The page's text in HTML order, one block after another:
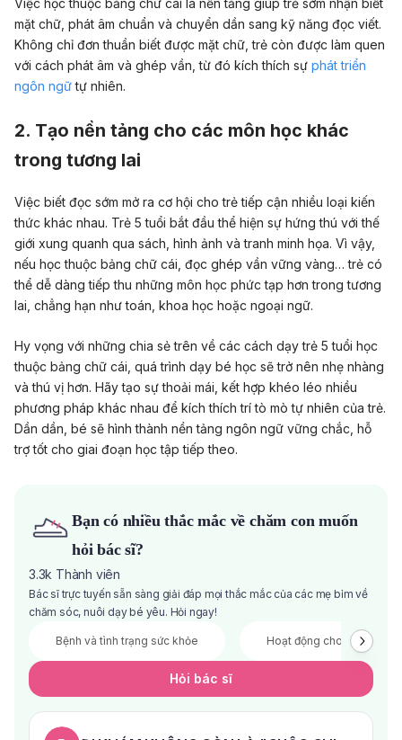
mặt chữ, phát âm chuẩn và chuyển dần sang kỹ năng đọc viết.
Không chỉ đơn thuần biết được mặt chữ, trẻ còn được làm quen
với cách phát âm và ghép vần, từ đó kích thích sự phát triển
ngôn ngữtự nhiên.
2. Tạo nền tảng cho các môn học khác
trong tương lai
Việc biết đọc sớm mở ra cơ hội cho trẻ tiếp cận nhiều loại kiến
thức khác nhau. Trẻ 5 tuổi bắt đầu thể hiện sự hứng thú với thế
giới xung quanh qua sách, hình ảnh và tranh minh họa. Vì vậy,
nếu học thuộc bảng chữ cái, đọc ghép vần vững vàng… trẻ có
thể dễ dàng tiếp thu những môn học phức tạp hơn trong tương
lai, chẳng hạn như toán, khoa học hoặc ngoại ngữ.
Hy vọng với những chia sẻ trên về các cách dạy trẻ 5 tuổi học
thuộc bảng chữ cái, quá trình dạy bé học sẽ trở nên nhẹ nhàng
và thú vị hơn. Hãy tạo sự thoải mái, kết hợp khéo léo nhiều
phương pháp khác nhau để kích thích trí tò mò tự nhiên của trẻ.
Dần dần, bé sẽ hình thành nền tảng ngôn ngữ vững chắc, hỗ
trợ tốt cho giai đoạn học tập tiếp theo.
Bạn có nhiều thắc mắc về chăm con muốn
hỏi bác sĩ?
3.3k Thành viên
Bác sĩ trực tuyến sẵn sàng giải đáp mọi thắc mắc của các mẹ bỉm về
chăm sóc, nuôi dạy bé yêu. Hỏi ngay!
Bệnh và tình trạng sức khỏe Hoạt động cho bé
Hỏi bác sĩ